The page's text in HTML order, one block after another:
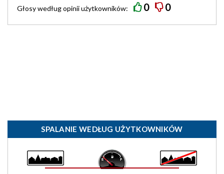
Głosy wedługopiniiużytkowników: 0 0
SPALANIE WEDŁUG UŻYTKOWNIKÓW